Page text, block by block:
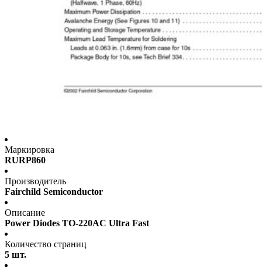
Маркировка
RURP860
Производитель
Fairchild Semiconductor
Описание
Power Diodes TO-220AC Ultra Fast
Количество страниц
5 шт.